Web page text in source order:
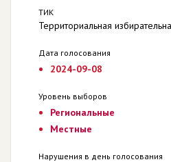
ТИК
Территориальная
Дата голосования
2024-09-08
Уровень выборов
Региональные
Местные
Нарушения в день голосования